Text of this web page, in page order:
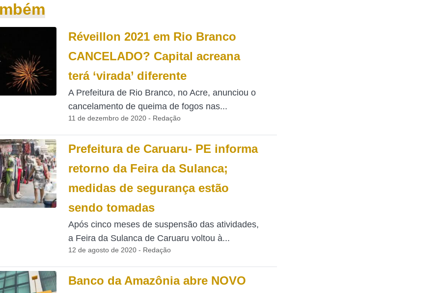
Réveillon 2021 em Rio Branco
CANCELADO? Capital acreana
terá ‘virada’ diferente
A Prefeitura de Rio Branco, no Acre, anunciou o
cancelamento de queima de fogos nas...
11 de dezembro de 2020 - Redação
Prefeitura de Caruaru- PE informa
retorno da Feira da Sulanca;
medidas de segurança estão
sendo tomadas
Após cinco meses de suspensão das atividades,
a Feira da Sulanca de Caruaru voltou à...
12 de agosto de 2020 - Redação
Banco da Amazônia abre NOVO